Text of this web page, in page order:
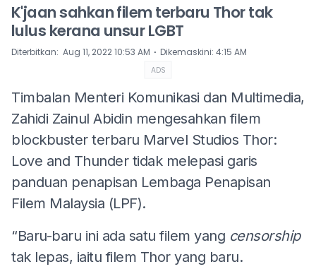
K'jaan sahkan filem terbaru Thor tak
lulus kerana unsur LGBT
Diterbitkan: Aug 11, 2022 10:53 AM ⋅ Dikemaskini: 4:15 AM
ADS
Timbalan Menteri Komunikasi dan Multimedia,
Zahidi Zainul Abidin mengesahkan filem
blockbuster terbaru Marvel Studios Thor:
Love and Thunder tidak melepasi garis
panduan penapisan Lembaga Penapisan
Filem Malaysia (LPF).
“Baru-baru ini ada satu filem yang censorship
tak lepas, iaitu filem Thor yang baru.